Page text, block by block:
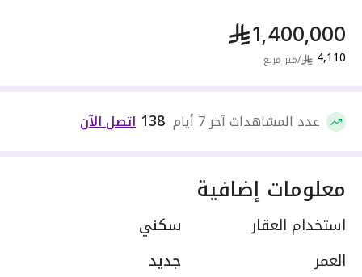
1,400,000
4,110
/متر مربع
عدد المشاهدات آخر 7 أيام 138 اتصل الآن
معلومات إضافية
استخدام العقار
سكني
العمر
جديد